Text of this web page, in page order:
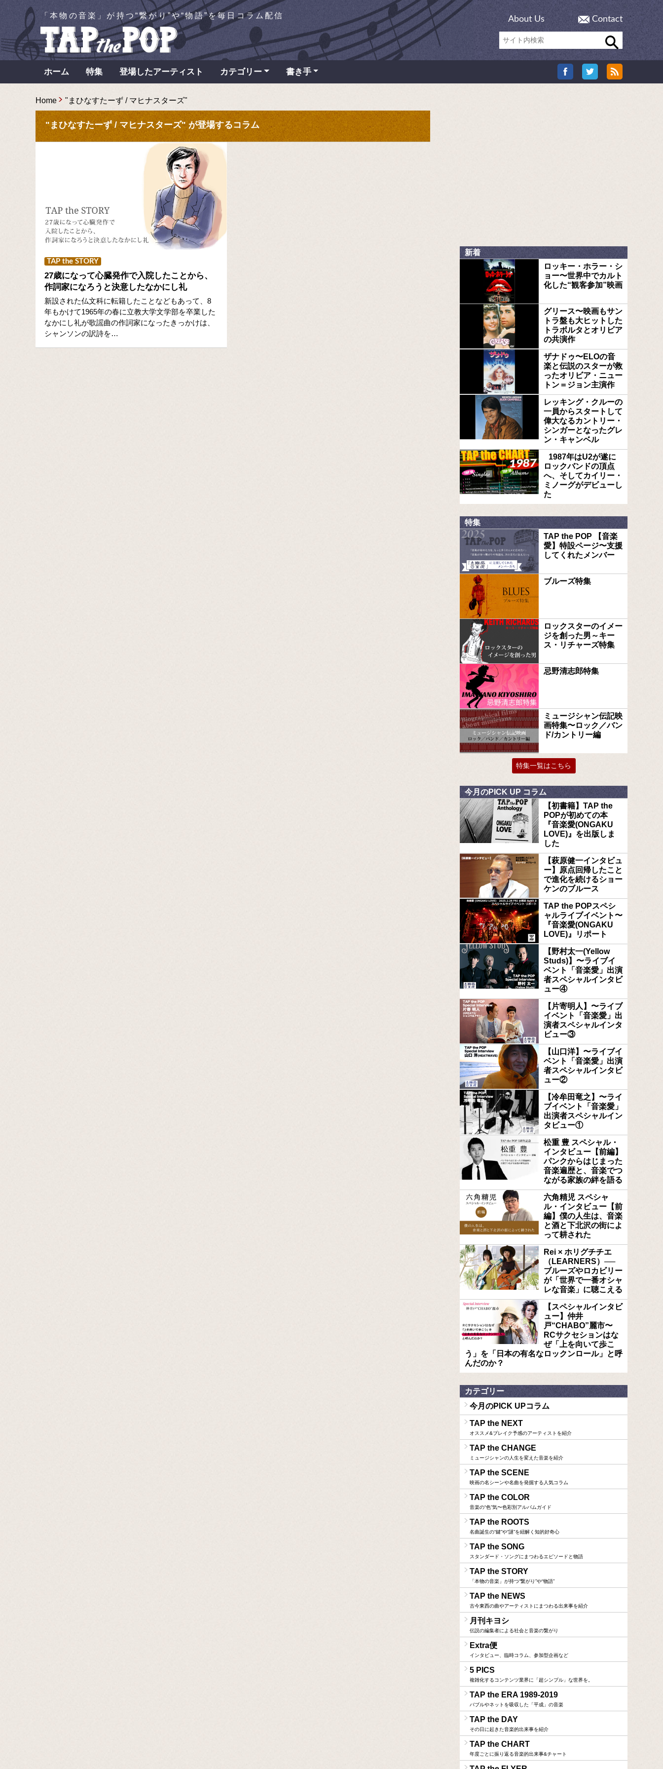
「本物の音楽」が持つ“繋がり”や“物語”を毎日コラム配信 About Us Contact
ホーム 特集 登場したアーティスト カテゴリー 書き手
Home "まひなすたーず / マヒナスターズ"
"まひなすたーず / マヒナスターズ" が登場するコラム
TAP the STORY
27歳になって心臓発作で入院したことから、
作詞家になろうと決意したなかにし礼
新設された仏文科に転籍したことなどもあって、8
年もかけて1965年の春に立教大学文学部を卒業した
なかにし礼が歌謡曲の作詞家になったきっかけは、
シャンソンの訳詩を…
新着
ロッキー・ホラー・シ
ョー〜世界中でカルト
化した“観客参加”映画
グリース〜映画もサン
トラ盤も大ヒットした
トラボルタとオリビア
の共演作
ザナドゥ〜ELOの音
楽と伝説のスターが救
ったオリビア・ニュー
トン＝ジョン主演作
レッキング・クルーの
一員からスタートして
偉大なるカントリー・
シンガーとなったグレ
ン・キャンベル
1987年はU2が遂に
ロックバンドの頂点
へ、そしてカイリー・
ミノーグがデビューし
た
特集
TAP the POP 【音楽
愛】特設ページ〜支援
してくれたメンバー
ブルーズ特集
ロックスターのイメー
ジを創った男～キー
ス・リチャーズ特集
忌野清志郎特集
ミュージシャン伝記映
画特集〜ロック／バン
ド/カントリー編
特集一覧はこちら
今月のPICK UP コラム
【初書籍】TAP the
POPが初めての本
『音楽愛(ONGAKU
LOVE)』を出版しま
した
【萩原健一インタビュ
ー】原点回帰したこと
で進化を続けるショー
ケンのブルース
TAP the POPスペシ
ャルライブイベント〜
『音楽愛(ONGAKU
LOVE)』リポート
【野村太一(Yellow
Studs)】〜ライブイ
ベント「音楽愛」出演
者スペシャルインタビ
ュー④
【片寄明人】〜ライブ
イベント「音楽愛」出
演者スペシャルインタ
ビュー③
【山口洋】〜ライブイ
ベント「音楽愛」出演
者スペシャルインタビ
ュー②
【冷牟田竜之】〜ライ
ブイベント「音楽愛」
出演者スペシャルイン
タビュー①
松重 豊 スペシャル・
インタビュー【前編】
パンクからはじまった
音楽遍歴と、音楽でつ
ながる家族の絆を語る
六角精児 スペシャ
ル・インタビュー【前
編】僕の人生は、音楽
と酒と下北沢の街によ
って耕された
Rei × ホリグチチエ
（LEARNERS）──
ブルーズやロカビリー
が「世界で一番オシャ
レな音楽」に聴こえる
【スペシャルインタビ
ュー】仲井
戸“CHABO”麗市〜
RCサクセションはな
ぜ「上を向いて歩こ
う」を「日本の有名なロックンロール」と呼
んだのか？
カテゴリー
今月のPICK UPコラム
TAP the NEXT
オススメ&ブレイク予感のアーティストを紹介
TAP the CHANGE
ミュージシャンの人生を変えた音楽を紹介
TAP the SCENE
映画の名シーンや名曲を発掘する人気コラム
TAP the COLOR
音楽の“色”気〜色彩別アルバムガイド
TAP the ROOTS
名曲誕生の“鍵”や“謎”を紐解く知的好奇心
TAP the SONG
スタンダード・ソングにまつわるエピソードと物語
TAP the STORY
「本物の音楽」が持つ“繋がり”や“物語”
TAP the NEWS
古今東西の曲やアーティストにまつわる出来事を紹介
月刊キヨシ
伝説の編集者による社会と音楽の繋がり
Extra便
インタビュー、臨時コラム、参加型企画など
5 PICS
複雑化するコンテンツ業界に「超シンプル」な世界を。
TAP the ERA 1989-2019
バブルやネットを吸収した「平成」の音楽
TAP the DAY
その日に起きた音楽的出来事を紹介
TAP the CHART
年度ごとに振り返る音楽的出来事&チャート